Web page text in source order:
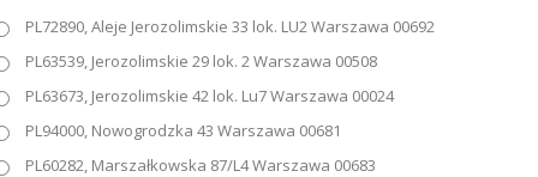
PL72890, Aleje Jerozolimskie 33 lok. LU2 Warszawa 00692
PL63539, Jerozolimskie 29 lok. 2 Warszawa 00508
PL63673, Jerozolimskie 42 lok. Lu7 Warszawa 00024
PL94000, Nowogrodzka 43 Warszawa 00681
PL60282, Marszałkowska 87/L4 Warszawa 00683